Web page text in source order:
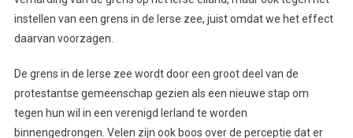
instellen van een grens in de Ierse zee, juist omdat we het effect
daarvan voorzagen.
De grens in de Ierse zee wordt door een groot deel van de
protestantse gemeenschap gezien als een nieuwe stap om
tegen hun wil in een verenigd Ierland te worden
binnengedrongen. Velen zijn ook boos over de perceptie dat er